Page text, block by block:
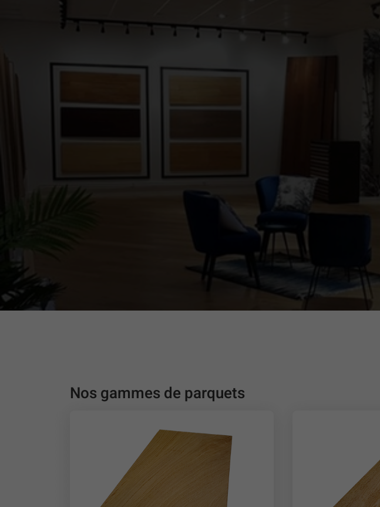
Quelque soit le type de sol que vous choisirez, nous disposons de différentes tailles
et formes de lame. Notamment en
Bâtons rompus et Point de Hongrie
également des formats de lame de plus de 20 cm de large. Que vous recherchiez un
style traditionnel ou contemporain, notre équipe d'experts dans votre magasin de
parquet à GENEVE est là pour vous aider à trouver le parquet parfait pour votre
spécifiquement pour un usage en extérieur.
Vous posez votre parquet vous-même ? Retrouvez tous les accessoires nécessaires
sur notre site : colles, joints et sous-couches adaptées à vos besoins d’isolation
La pose d’un parquet peut être technique et complexe si elle n’est pas réalisée par un
Il est important d’entretenir son parquet. Selon le type de votre parquet, vous pourrez
Nos gammes de parquets